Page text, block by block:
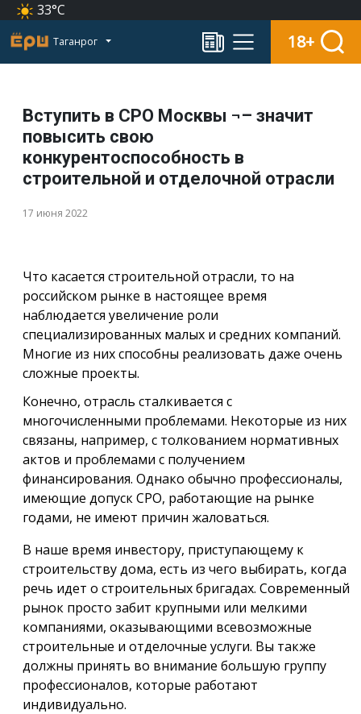
33°C
Таганрог 18+
Вступить в СРО Москвы ¬– значит
повысить свою
конкурентоспособность в
строительной и отделочной отрасли
17 июня 2022
Что касается строительной отрасли, то на
российском рынке в настоящее время
наблюдается увеличение роли
специализированных малых и средних компаний.
Многие из них способны реализовать даже очень
сложные проекты.
Конечно, отрасль сталкивается с
многочисленными проблемами. Некоторые из них
связаны, например, с толкованием нормативных
актов и проблемами с получением
финансирования. Однако обычно профессионалы,
имеющие допуск СРО, работающие на рынке
годами, не имеют причин жаловаться.
В наше время инвестору, приступающему к
строительству дома, есть из чего выбирать, когда
речь идет о строительных бригадах. Современный
рынок просто забит крупными или мелкими
компаниями, оказывающими всевозможные
строительные и отделочные услуги. Вы также
должны принять во внимание большую группу
профессионалов, которые работают
индивидуально.